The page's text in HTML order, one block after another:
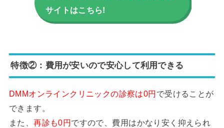
サイトはこちら!
特徴②：費用が安いので安心して利用できる
DMMオンラインクリニックの診察は0円で受けることが
できます。
また、再診も0円ですので、費用はかなり安く抑えられ